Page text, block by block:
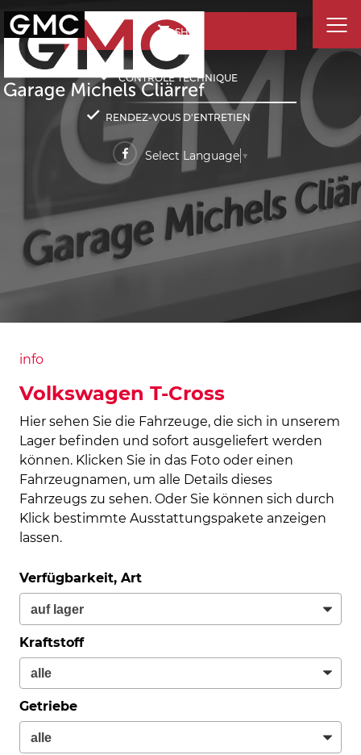
SHOP
CONTRÔLE TECHNIQUE
RENDEZ-VOUS D'ENTRETIEN
Select Language ▼
info
Volkswagen T-Cross
Hier sehen Sie die Fahrzeuge, die sich in unserem
Lager befinden und sofort ausgeliefert werden
können. Klicken Sie in das Foto oder einen
Fahrzeugnamen, um alle Details dieses
Fahrzeugs zu sehen. Oder Sie können sich durch
Klick bestimmte Ausstattungspakete anzeigen
lassen.
Verfügbarkeit, Art
Kraftstoff
Getriebe